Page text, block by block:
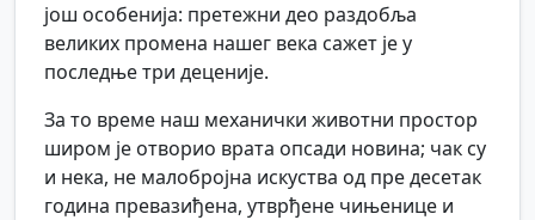
још особенија: претежни део раздобља
великих промена нашег века сажет је у
последње три деценије.
За то време наш механички животни простор
широм је отворио врата опсади новина; чак су
и нека, не малобројна искуства од пре десетак
година превазиђена, утврђене чињенице и